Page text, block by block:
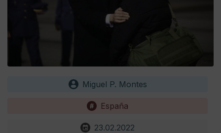
Miguel P. Montes
España
23.02.2022